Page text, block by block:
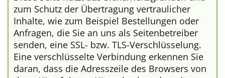
zum Schutz der Übertragung vertraulicher
Inhalte, wie zum Beispiel Bestellungen oder
Anfragen, die Sie an uns als Seitenbetreiber
senden, eine SSL- bzw. TLS-Verschlüsselung.
Eine verschlüsselte Verbindung erkennen Sie
daran, dass die Adresszeile des Browsers von